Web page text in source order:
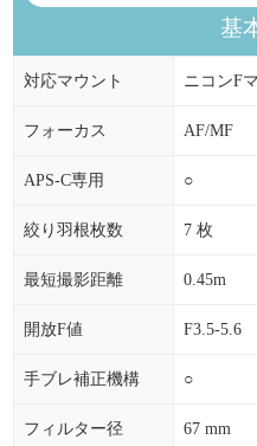
基
対応マウント ニコンF
フォーカス AF/MF
APS-C専用 ○
絞り羽根枚数 7 枚
最短撮影距離 0.45m
開放F値 F3.5-5.6
手ブレ補正機構 ○
フィルター径 67 mm